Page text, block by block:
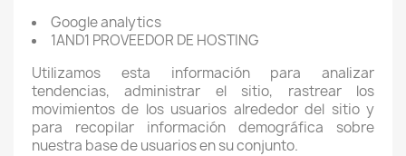
Google analytics
1AND1 PROVEEDOR DE HOSTING
Utilizamos esta información para analizar
tendencias, administrar el sitio, rastrear los
movimientos de los usuarios alrededor del sitio y
para recopilar información demográfica sobre
nuestra base de usuarios en su conjunto.